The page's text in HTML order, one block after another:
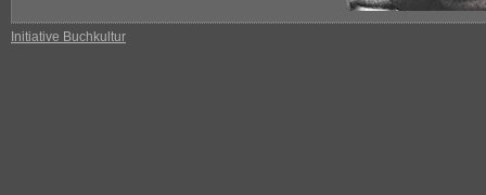
Initiative Buchkultur